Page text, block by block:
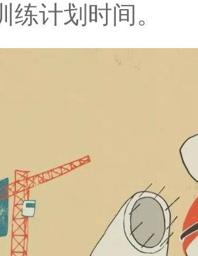
练计划时间。